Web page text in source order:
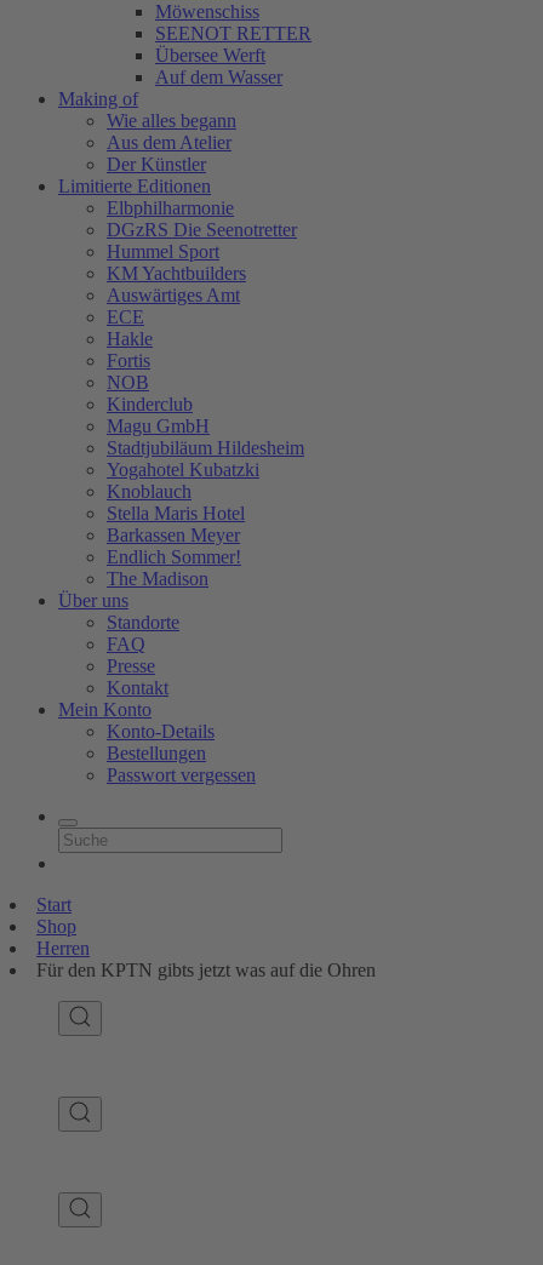
Möwenschiss
SEENOT RETTER
Übersee Werft
Auf dem Wasser
Making of
Wie alles begann
Aus dem Atelier
Der Künstler
Limitierte Editionen
Elbphilharmonie
DGzRS Die Seenotretter
Hummel Sport
KM Yachtbuilders
Auswärtiges Amt
ECE
Hakle
Fortis
NOB
Kinderclub
Magu GmbH
Stadtjubiläum Hildesheim
Yogahotel Kubatzki
Knoblauch
Stella Maris Hotel
Barkassen Meyer
Endlich Sommer!
The Madison
Über uns
Standorte
FAQ
Presse
Kontakt
Mein Konto
Konto-Details
Bestellungen
Passwort vergessen
Start
Shop
Herren
Für den KPTN gibts jetzt was auf die Ohren